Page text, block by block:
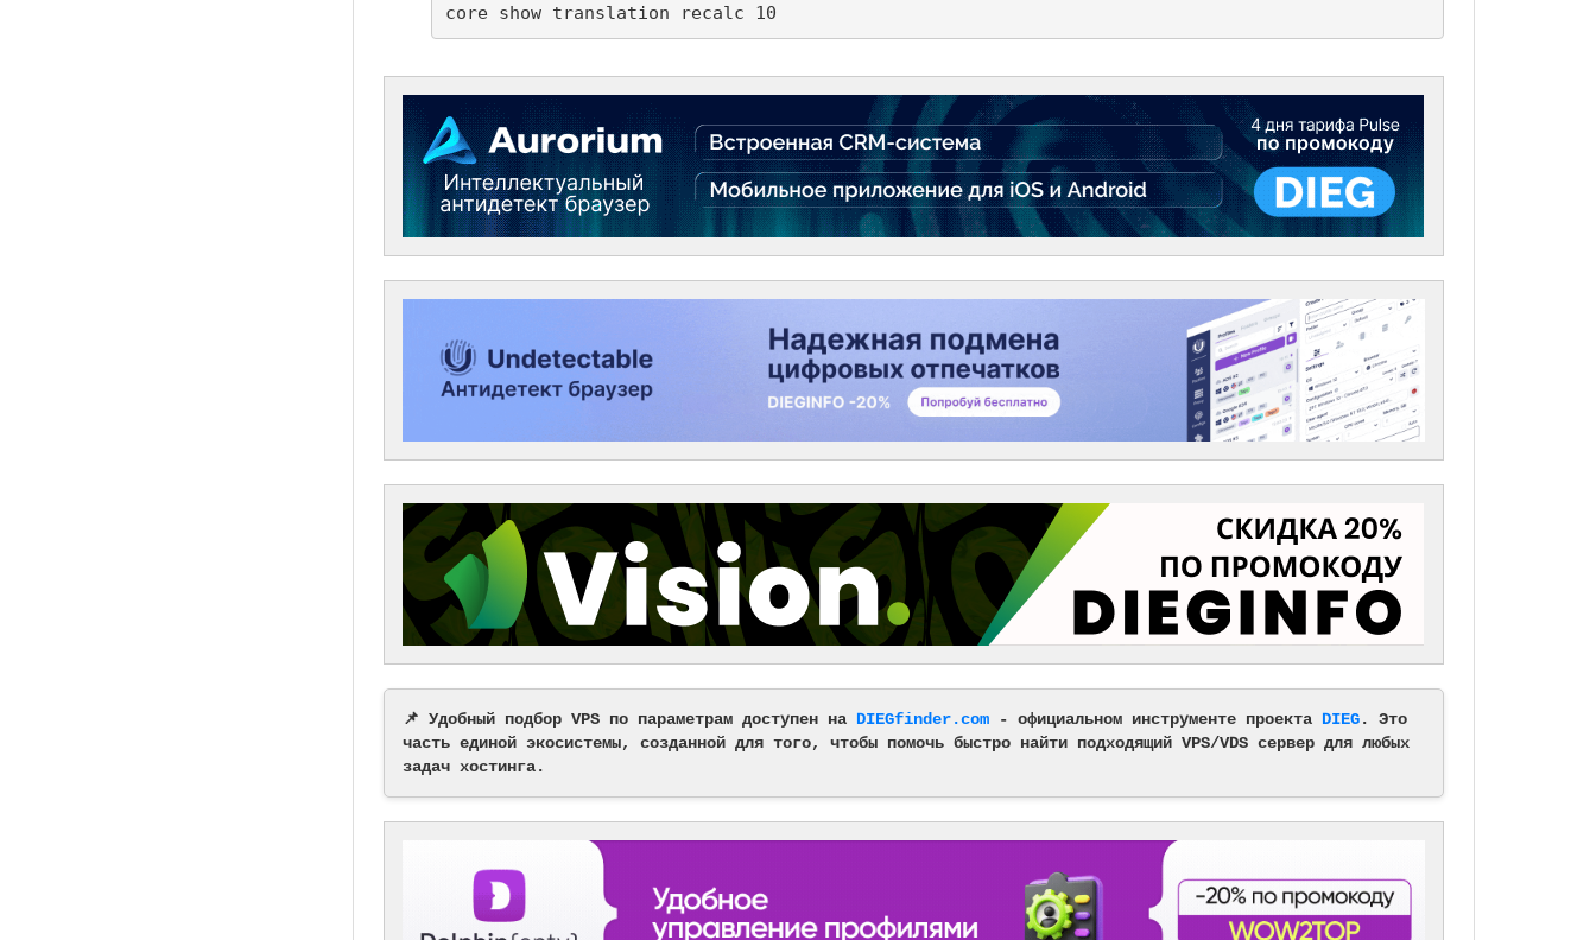
core show translation recalc 10
📌 Удобный подбор VPS по параметрам доступен на DIEGfinder.com - официальном инструменте проекта DIEG. Это
часть единой экосистемы, созданной для того, чтобы помочь быстро найти подходящий VPS/VDS сервер для любых
задач хостинга.